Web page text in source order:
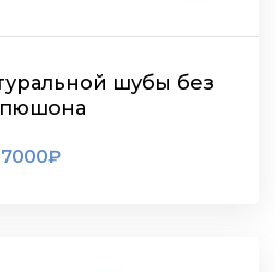
шубы без
7000₽